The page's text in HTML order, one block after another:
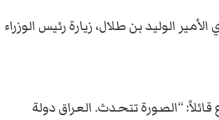
الوليد بن طلال، زيارة رئيس الوزراء
“الصورة تتحدث. العراق دولة